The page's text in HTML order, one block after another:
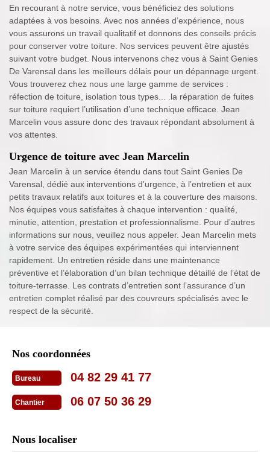
En recourant à notre service, vous bénéficiez des solutions
adaptées à vos besoins. Avec nos années d’expérience, nous
vous assurons un travail qualitatif et donnons des conseils précis
pour conserver votre toiture. Nos services peuvent être ajustés
suivant votre budget. Nous intervenons chez vous à Saint Genies
De Varensal dans les meilleurs délais pour un dépannage urgent.
Vous trouverez chez nous une large gamme de services :
réfection de toiture, isolation tous types... .la réparation de fuites
sur toiture requiert l’utilisation d’une technique efficace. Jean
Marcelin vous assure donc des travaux répondant absolument à
vos attentes.
Urgence de toiture avec Jean Marcelin
Jean Marcelin à un service étendu dans tout Saint Genies De
Varensal, dédié aux interventions d’urgence, à l’entretien et aux
petits travaux relatifs aux toitures et à la couverture des maisons.
Nos équipes vous satisfaites à chaque intervention : qualité,
minutie, attention, prestation et professionnalisme. Pour d’autres
informations sur nous, veuillez nous appeler. Jean Marcelin mets
à votre service des équipes expérimentées qui interviennent
rapidement. Un entretien réside dans une maintenance
préventive et l’élaboration d’un bilan technique détaillé de l’état de
toiture-terrasse. Les contrats d’entretien sont l’assurance d’un
entretien complet réalisé par des couvreurs spécialisés avec le
respect de la sécurité.
Nos coordonnées
Bureau 04 82 29 41 77
Chantier 06 07 50 36 29
Nous localiser